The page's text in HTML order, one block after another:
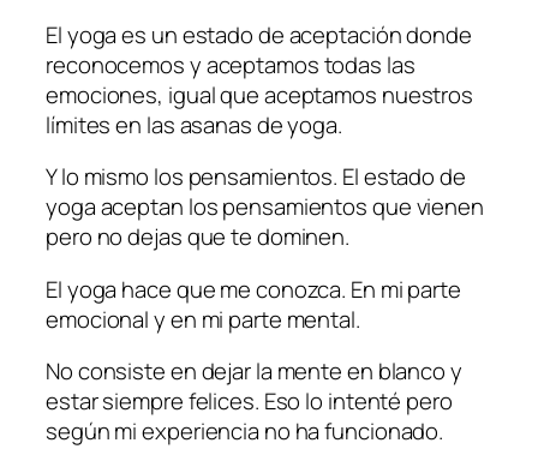
El yoga es un estado de aceptación donde
reconocemos y aceptamos todas las
emociones, igual que aceptamos nuestros
límites en las asanas de yoga.
Y lo mismo los pensamientos. El estado de
yoga aceptan los pensamientos que vienen
pero no dejas que te dominen.
El yoga hace que me conozca. En mi parte
emocional y en mi parte mental.
No consiste en dejar la mente en blanco y
estar siempre felices. Eso lo intenté pero
según mi experiencia no ha funcionado.